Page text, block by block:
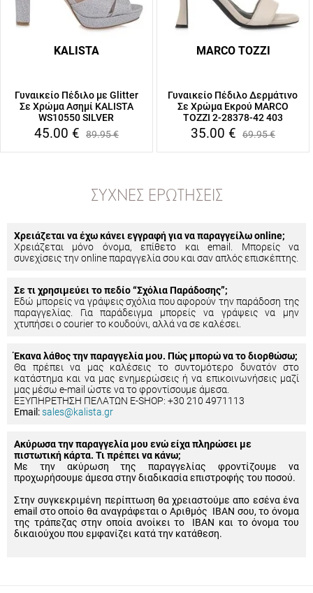
KALISTA
Γυναικείο Πέδιλο με Glitter
Σε Χρώμα Ασημί KALISTA
WS10550 SILVER
45.00 € 89.95€
MARCO TOZZI
Γυναικείο Πέδιλο Δερμάτινο
Σε Χρώμα Εκρού MARCO
TOZZI 2-28378-42 403
35.00 € 69.95€
ΣΥΧΝΈΣ ΕΡΩΤΉΣΕΙΣ
Χρειάζεται να έχω κάνει εγγραφή για να παραγγείλω online;
Χρειάζεται μόνο όνομα, επίθετο και email. Μπορείς να
συνεχίσεις την online παραγγελία σου και σαν απλός επισκέπτης.
Σε τι χρησιμεύει το πεδίο “Σχόλια Παράδοσης”;
Εδώ μπορείς να γράψεις σχόλια που αφορούν την παράδοση της
παραγγελίας. Για παράδειγμα μπορείς να γράψεις να μην
χτυπήσει ο courier το κουδούνι, αλλά να σε καλέσει.
Έκανα λάθος την παραγγελία μου. Πώς μπορώ να το διορθώσω;
Θα πρέπει να μας καλέσεις το συντομότερο δυνατόν στο
κατάστημα και να μας ενημερώσεις ή να επικοινωνήσεις μαζί
μας μέσω e-mail ώστε να το φροντίσουμε άμεσα.
ΕΞΥΠΗΡΕΤΗΣΗ ΠΕΛΑΤΩΝ E-SHOP: +30 210 4971113
Email:sales@kalista.gr
Ακύρωσα την παραγγελία μου ενώ είχα πληρώσει με
πιστωτική κάρτα. Τι πρέπει να κάνω;
Με την ακύρωση της παραγγελίας φροντίζουμε να
προχωρήσουμε άμεσα στην διαδικασία επιστροφής του ποσού.
Στην συγκεκριμένη περίπτωση θα χρειαστούμε απο εσένα ένα
email στο οποίο θα αναγράφεται ο Αριθμός IBAN σου, το όνομα
της τράπεζας στην οποία ανοίκει το IBAN και το όνομα του
δικαιούχου που εμφανίζει κατά την κατάθεση.